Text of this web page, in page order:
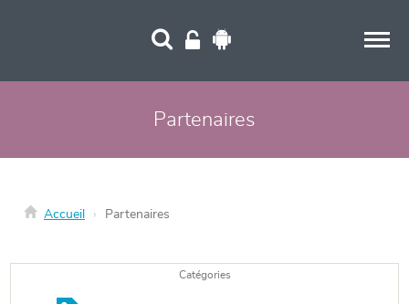
Partenaires
Accueil Partenaires
Catégories